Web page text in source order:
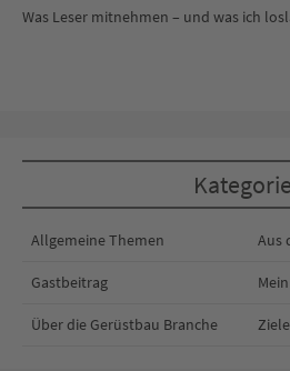
Was Leser mitnehmen – und was ich
Allgemeine Themen Aus
Gastbeitrag
Über die Gerüstbau Branche Ziele